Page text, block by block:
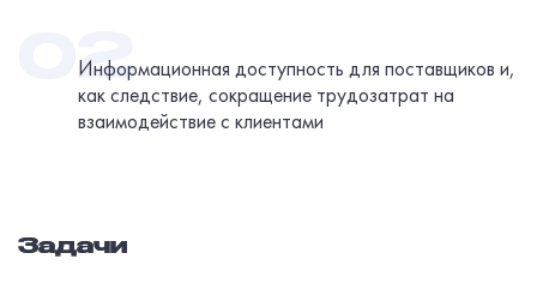
Информационная доступность для поставщиков и,
как следствие, сокращение трудозатрат на
взаимодействие с клиентами
Задачи